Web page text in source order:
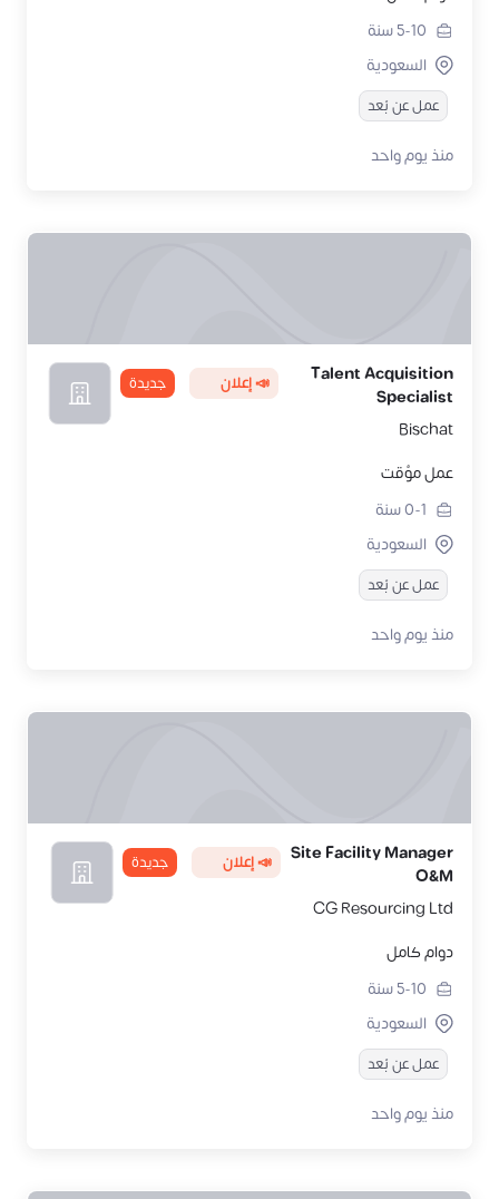
5-10سنة
السعودية
عمل عن بُعد
منذ يوم واحد
Talent Acquisition
Specialist
📣 إعلان جديدة
Bischat
عمل مؤقت
0-1سنة
السعودية
عمل عن بُعد
منذ يوم واحد
Site Facility Manager
O&M
📣 إعلان جديدة
CG Resourcing Ltd
دوام كامل
5-10سنة
السعودية
عمل عن بُعد
منذ يوم واحد